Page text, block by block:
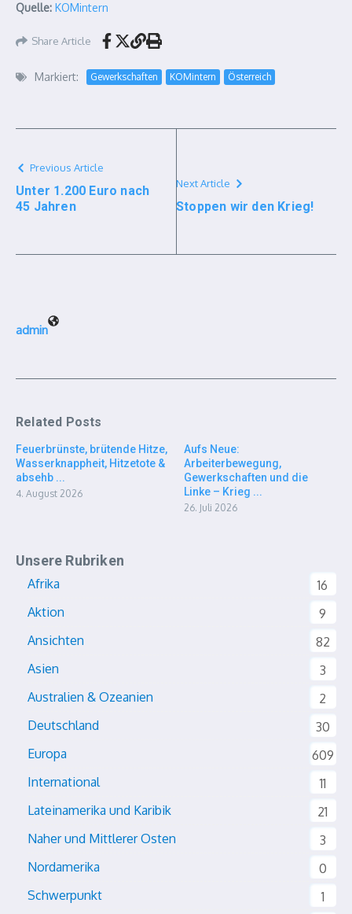
Quelle: KOMintern
Share Article
Markiert: Gewerkschaften KOMintern Österreich
Previous Article
Unter 1.200 Euro nach
45 Jahren
Next Article
Stoppen wir den Krieg!
admin
Related Posts
Feuerbrünste, brütende Hitze,
Wasserknappheit, Hitzetote &
absehb ...
4. August 2026
Aufs Neue:
Arbeiterbewegung,
Gewerkschaften und die
Linke – Krieg ...
26. Juli 2026
Unsere Rubriken
Afrika
16
Aktion
9
Ansichten
82
Asien
3
Australien & Ozeanien
2
Deutschland
30
Europa
609
International
11
Lateinamerika und Karibik
21
Naher und Mittlerer Osten
3
Nordamerika
0
Schwerpunkt
1